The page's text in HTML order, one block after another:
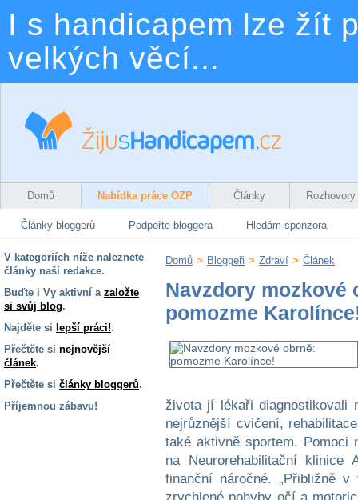
I s handicapem lze žít
velkých věcí...
Domů Nabídka práce OZP Články Rozhovory
Články bloggerů Podpořte bloggera Hledám sponzora
V kategoriích níže naleznete
články naší redakce.
Buďte i Vy aktivní a založte
si svůj blog.
Najděte si lepší práci!.
Přečtěte si nejnovější
článek.
Přečtěte si články bloggerů.
Příjemnou zábavu!
Domů > Bloggeři > Zdraví > Článek
Navzdory mozkové
pomozme
života jí lékaři diagnostikovali
nejrůznější cvičení,
také aktivně sportem. Pomoci
na Neurorehabilitační
finanční náročné. „Přibližně